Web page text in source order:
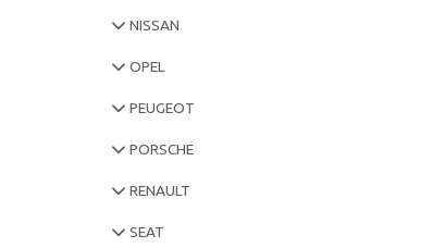
NISSAN
OPEL
PEUGEOT
PORSCHE
RENAULT
SEAT